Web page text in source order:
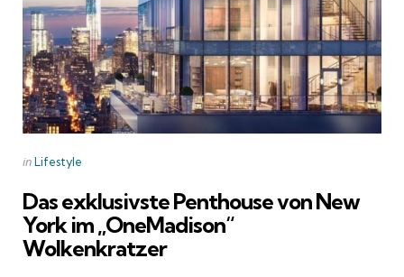
Categories
Posted
inLifestyle
Das exklusivste Penthouse von New
York im „OneMadison“
Wolkenkratzer